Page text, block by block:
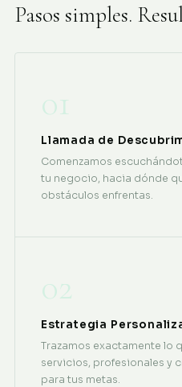
Pasos simples.
01
Llamada de
Comenzamos
tu negocio, hacia dónde
obstáculos enfrentas.
02
Estrategia
Trazamos exactamente lo
servicios, profesionales y
para tus metas.